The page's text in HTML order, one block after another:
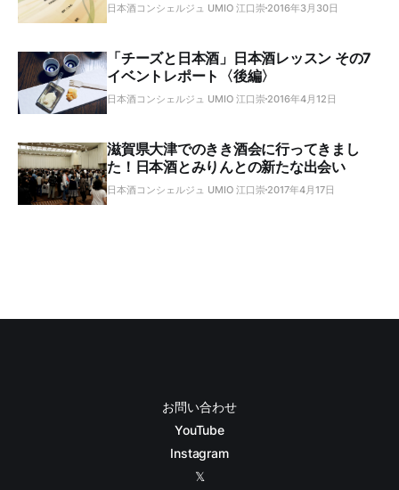
日本酒コンシェルジュ UMIO 江口崇 2016年3月30日
「チーズと日本酒」日本酒レッスン その7
イベントレポート〈後編〉
日本酒コンシェルジュ UMIO 江口崇 2016年4月12日
滋賀県大津でのきき酒会に行ってきまし
た！日本酒とみりんとの新たな出会い
日本酒コンシェルジュ UMIO 江口崇 2017年4月17日
お問い合わせ
YouTube
Instagram
𝕏